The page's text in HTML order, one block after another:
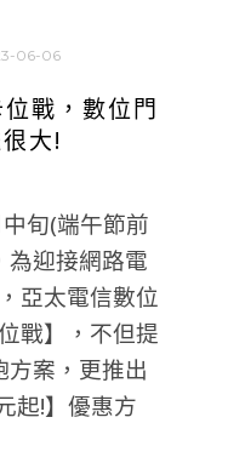
06-06
戰，數位門
大!
旬(端午節前
為迎接網路電
亞太電信數位
戰】，不但提
方案，更推出
起!】優惠方